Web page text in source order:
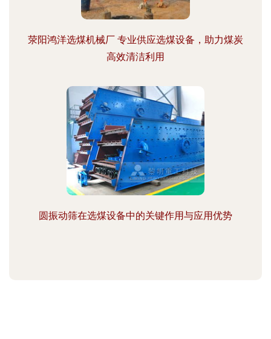
荥阳鸿洋选煤机械厂 专业供应选煤设备，助力煤炭
高效清洁利用
圆振动筛在选煤设备中的关键作用与应用优势